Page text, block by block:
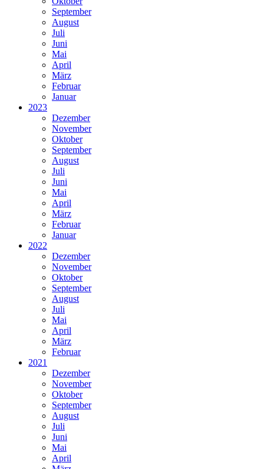
September
August
Juli
Juni
Mai
April
März
Februar
Januar
2023
Dezember
November
Oktober
September
August
Juli
Juni
Mai
April
März
Februar
Januar
2022
Dezember
November
Oktober
September
August
Juli
Mai
April
März
Februar
2021
Dezember
November
Oktober
September
August
Juli
Juni
Mai
April